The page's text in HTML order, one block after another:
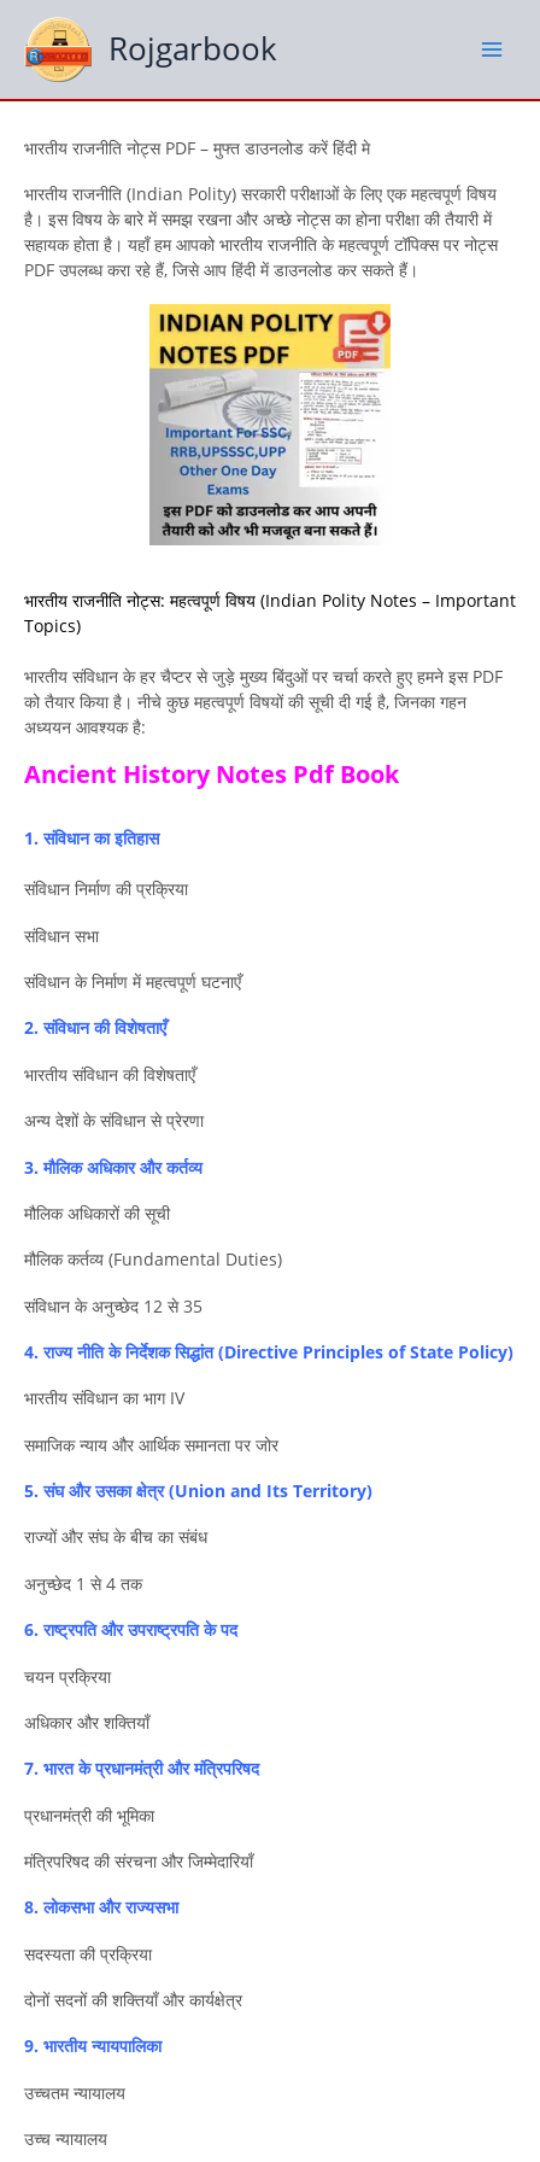
content
Rojgarbook
भारतीय राजनीति नोट्स PDF – मुफ्त डाउनलोड करें हिंदी मे
भारतीय राजनीति (Indian Polity) सरकारी परीक्षाओं के लिए एक महत्वपूर्ण विषय
है। इस विषय के बारे में समझ रखना और अच्छे नोट्स का होना परीक्षा की तैयारी में
सहायक होता है। यहाँ हम आपको भारतीय राजनीति के महत्वपूर्ण टॉपिक्स पर नोट्स
PDF उपलब्ध करा रहे हैं, जिसे आप हिंदी में डाउनलोड कर सकते हैं।
भारतीय राजनीति नोट्स: महत्वपूर्ण विषय (Indian Polity Notes – Important
Topics)
भारतीय संविधान के हर चैप्टर से जुड़े मुख्य बिंदुओं पर चर्चा करते हुए हमने इस PDF
को तैयार किया है। नीचे कुछ महत्वपूर्ण विषयों की सूची दी गई है, जिनका गहन
अध्ययन आवश्यक है:
Ancient History Notes Pdf Book
1. संविधान का इतिहास
संविधान निर्माण की प्रक्रिया
संविधान सभा
संविधान के निर्माण में महत्वपूर्ण घटनाएँ
2. संविधान की विशेषताएँ
भारतीय संविधान की विशेषताएँ
अन्य देशों के संविधान से प्रेरणा
3. मौलिक अधिकार और कर्तव्य
मौलिक अधिकारों की सूची
मौलिक कर्तव्य (Fundamental Duties)
संविधान के अनुच्छेद 12 से 35
4. राज्य नीति के निर्देशक सिद्धांत (Directive Principles of State Policy)
भारतीय संविधान का भाग IV
समाजिक न्याय और आर्थिक समानता पर जोर
5. संघ और उसका क्षेत्र (Union and Its Territory)
राज्यों और संघ के बीच का संबंध
अनुच्छेद 1 से 4 तक
6. राष्ट्रपति और उपराष्ट्रपति के पद
चयन प्रक्रिया
अधिकार और शक्तियाँ
7. भारत के प्रधानमंत्री और मंत्रिपरिषद
प्रधानमंत्री की भूमिका
मंत्रिपरिषद की संरचना और जिम्मेदारियाँ
8. लोकसभा और राज्यसभा
सदस्यता की प्रक्रिया
दोनों सदनों की शक्तियाँ और कार्यक्षेत्र
9. भारतीय न्यायपालिका
उच्चतम न्यायालय
उच्च न्यायालय